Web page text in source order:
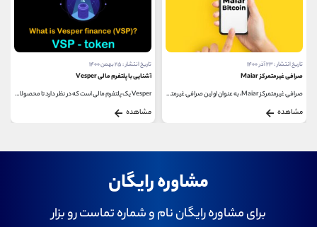
صرافی غیرمتمرکز Maiar، به عنوان اولین صرافی غیرمتمرکز...
Vesper یک پلتفرم مالی است که در نظر دارد تا محصولاتی...
لیدو فایننس (Lido Finance) چیست؟
با نزدیک شدن به زمان اجرای
مشاوره رایگان
برای مشاوره رایگان نام و شماره تماست رو بزار